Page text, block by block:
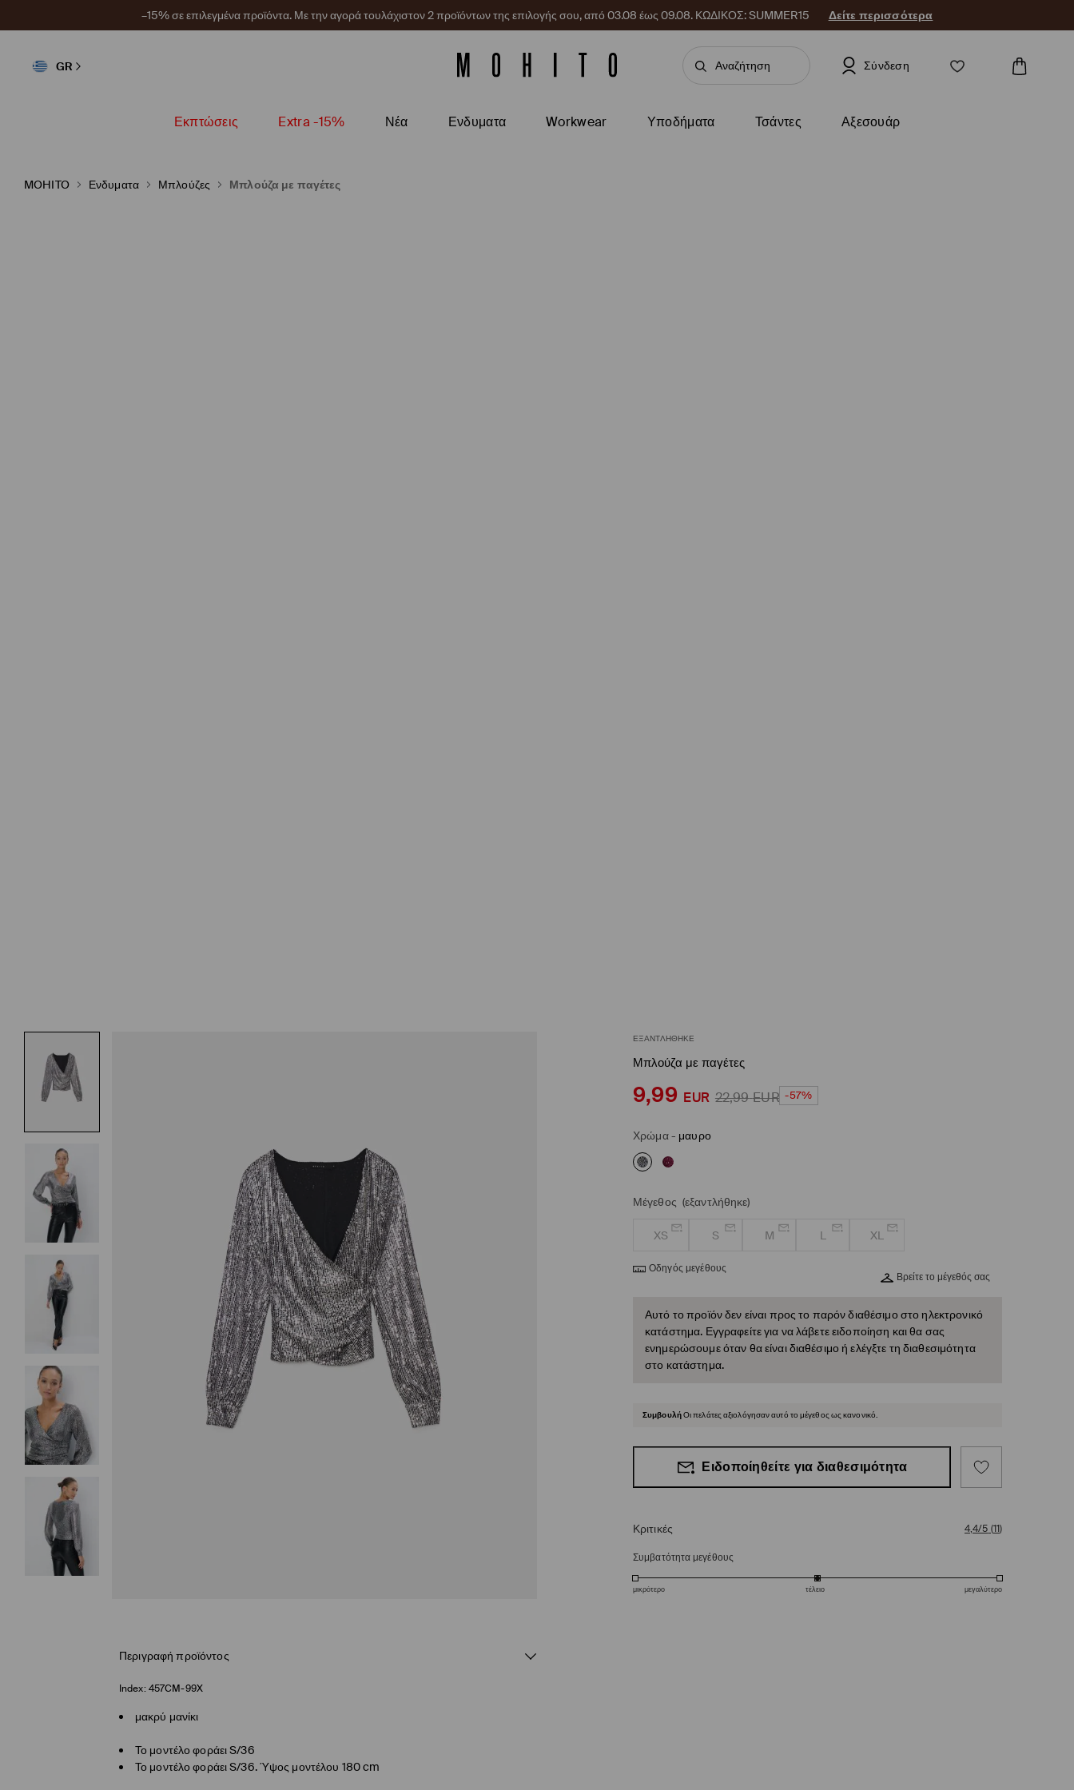
–15% σε επιλεγμένα προϊόντα. Με την αγορά τουλάχιστον 2 προϊόντων της επιλογής σου, από 03.08 έως 09.08. ΚΩΔΙΚΟΣ: SUMMER15 Δείτε περισσότερα
GR Σύνδεση
Εκπτώσεις Extra -15% Νέα Ενδυματα Workwear Υποδήματα Τσάντες Αξεσουάρ
MOHITO Ενδυματα Μπλούζες Μπλούζα με παγέτες
ΕΞΑΝΤΛΉΘΗΚΕ
Μπλούζα με παγέτες
9,99 EUR 22,99EUR -57%
Χρώμα- μαυρο
Μέγεθος (εξαντλήθηκε)
XS S M L XL
Οδηγός μεγέθους
Βρείτε το μέγεθός σας
Αυτό το προϊόν δεν είναι προς το παρόν διαθέσιμο στο ηλεκτρονικό
κατάστημα. Εγγραφείτε για να λάβετε ειδοποίηση και θα σας
ενημερώσουμε όταν θα είναι διαθέσιμο ή ελέγξτε τη διαθεσιμότητα
στο κατάστημα.
ΣυμβουλήΟι πελάτες αξιολόγησαν αυτό το μέγεθος ως κανονικό.
Ειδοποίηθείτε για διαθεσιμότητα
Κριτικές 4,4/5 (11)
Συμβατότητα μεγέθους
μικρότερο τέλειο μεγαλύτερο
Περιγραφή προϊόντος
Index: 457CM-99X
μακρύ μανίκι
Το μοντέλο φοράει S/36
Το μοντέλο φοράει S/36. Ύψος μοντέλου 180 cm